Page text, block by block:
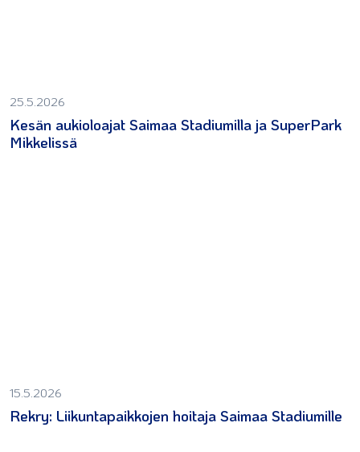
25.5.2026
Kesän aukioloajat Saimaa Stadiumilla ja SuperPark
Mikkelissä
15.5.2026
Rekry: Liikuntapaikkojen hoitaja Saimaa Stadiumille